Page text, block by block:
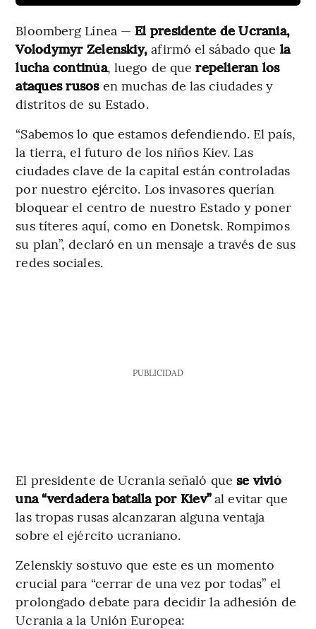
Bloomberg Línea — El presidente de Ucrania,
Volodymyr Zelenskiy, afirmó el sábado que la
lucha continúa, luego de querepelieran los
ataques rusosen muchas de las ciudades y
distritos de su Estado.
“Sabemos lo que estamos defendiendo. El país,
la tierra, el futuro de los niños Kiev. Las
ciudades clave de la capital están controladas
por nuestro ejército. Los invasores querían
bloquear el centro de nuestro Estado y poner
sus títeres aquí, como en Donetsk. Rompimos
su plan”, declaró en un mensaje a través de sus
redes sociales.
PUBLICIDAD
El presidente de Ucrania señaló que se vivió
una “verdadera batalla por Kiev”al evitar que
las tropas rusas alcanzaran alguna ventaja
sobre el ejército ucraniano.
Zelenskiy sostuvo que este es un momento
crucial para “cerrar de una vez por todas” el
prolongado debate para decidir la adhesión de
Ucrania a la Unión Europea: